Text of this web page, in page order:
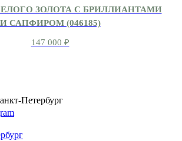
ЗОЛОТА С БРИЛЛИАНТАМИ
И САПФИРОМ (046185)
147 000 ₽
Петербург